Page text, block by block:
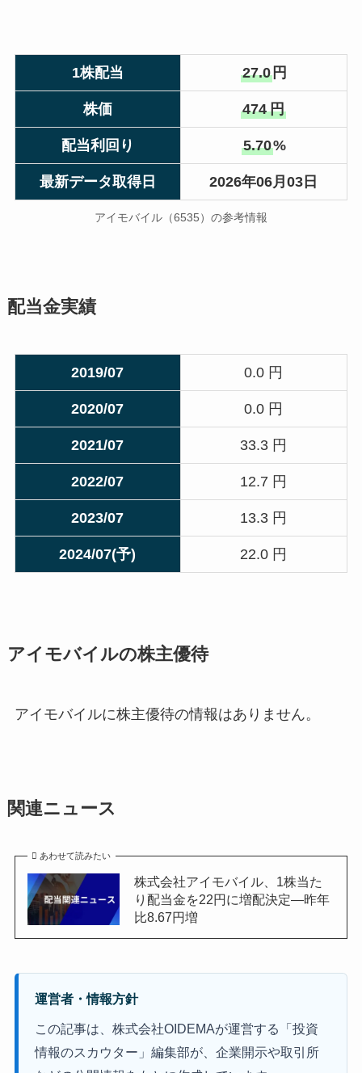
1株配当 27.0円
株価 474 円
配当利回り 5.70%
最新データ取得日 2026年06月03日
アイモバイル（6535）の参考情報
配当金実績
2019/07 0.0 円
2020/07 0.0 円
2021/07 33.3 円
2022/07 12.7 円
2023/07 13.3 円
2024/07(予) 22.0 円
アイモバイルの株主優待
アイモバイルに株主優待の情報はありません。
関連ニュース
あわせて読みたい
株式会社アイモバイル、1株当た
り配当金を22円に増配決定―昨年
比8.67円増
運営者・情報方針
この記事は、株式会社OIDEMAが運営する「投資
情報のスカウター」編集部が、企業開示や取引所